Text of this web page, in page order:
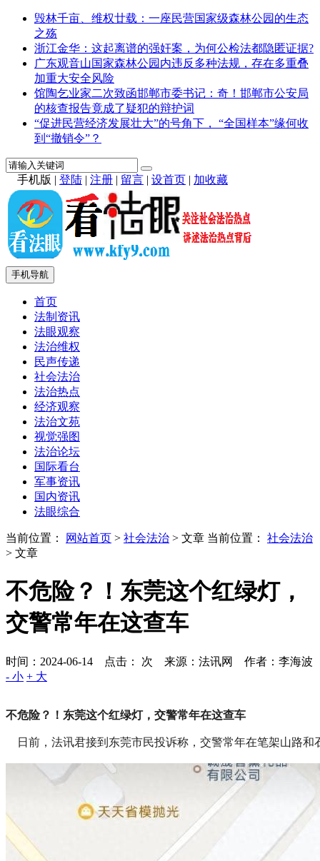
毁林千亩、维权廿载：一座民营国家级森林公园的生态
之殇
浙江金华：这起离谱的强奸案，为何公检法都隐匿证据?
广东观音山国家森林公园内违反多种法规，存在多重叠
加重大安全风险
馆陶乞业家二次致函邯郸市委书记：奇！邯郸市公安局
的核查报告竟成了疑犯的辩护词
“促进民营经济发展壮大”的号角下， “全国样本”缘何收
到“撤销令”？
手机版 | 登陆 | 注册 | 留言 | 设首页 | 加收藏
手机导航
首页
法制资讯
法眼观察
法治维权
民声传递
社会法治
法治热点
经济观察
法治文苑
视觉强图
法治论坛
国际看台
军事资讯
国内资讯
法眼综合
当前位置： 网站首页 > 社会法治 > 文章 当前位置： 社会法治
> 文章
不危险？！东莞这个红绿灯，
交警常年在这查车
时间：2024-06-14 点击： 次 来源：法讯网 作者：李海波
- 小 + 大
不危险？！东莞这个红绿灯，交警常年在这查车
日前，法讯君接到东莞市民投诉称，交警常年在笔架山路